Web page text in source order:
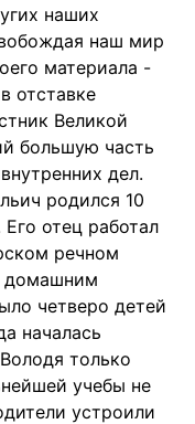
наших
наш мир
материала -
отставке
Великой
большую часть
дел.
родился 10
отец работал
речном
домашним
четверо детей
началась
только
учебы не
устроили